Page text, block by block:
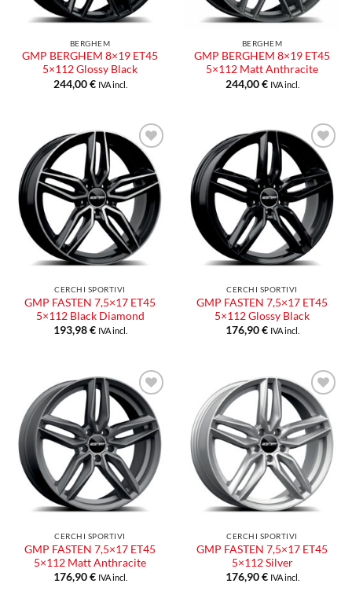
BERGHEM
GMP BERGHEM 8×19 ET45
5×112 Glossy Black
244,00€ IVA incl.
BERGHEM
GMP BERGHEM 8×19 ET45
5×112 Matt Anthracite
244,00€ IVA incl.
Aggiungi
alla lista
dei
desideri
CERCHI SPORTIVI
GMP FASTEN 7,5×17 ET45
5×112 Black Diamond
193,98€ IVA incl.
Aggiungi
alla lista
dei
desideri
CERCHI SPORTIVI
GMP FASTEN 7,5×17 ET45
5×112 Glossy Black
176,90€ IVA incl.
Aggiungi
alla lista
dei
desideri
CERCHI SPORTIVI
GMP FASTEN 7,5×17 ET45
5×112 Matt Anthracite
176,90€ IVA incl.
Aggiungi
alla lista
dei
desideri
CERCHI SPORTIVI
GMP FASTEN 7,5×17 ET45
5×112 Silver
176,90€ IVA incl.